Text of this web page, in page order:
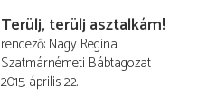
Terülj, terülj asztalkám!
rendező Nagy Regina
Szatmárnémeti Bábtagozat
2015. április 22.